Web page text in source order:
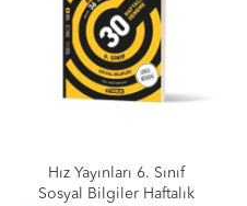
Hız Yayınları 6. Sınıf
Sosyal Bilgiler Haftalık